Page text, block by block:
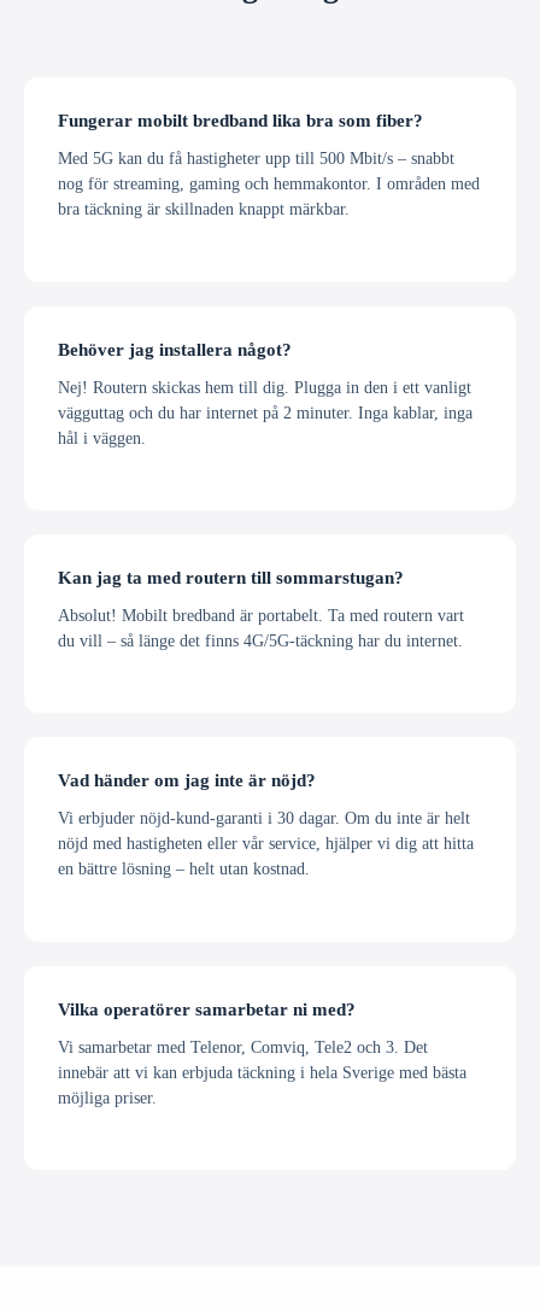
Fungerar mobilt bredband lika bra som fiber?
Med 5G kan du få hastigheter upp till 500 Mbit/s – snabbt
nog för streaming, gaming och hemmakontor. I områden med
bra täckning är skillnaden knappt märkbar.
Behöver jag installera något?
Nej! Routern skickas hem till dig. Plugga in den i ett vanligt
vägguttag och du har internet på 2 minuter. Inga kablar, inga
hål i väggen.
Kan jag ta med routern till sommarstugan?
Absolut! Mobilt bredband är portabelt. Ta med routern vart
du vill – så länge det finns 4G/5G-täckning har du internet.
Vad händer om jag inte är nöjd?
Vi erbjuder nöjd-kund-garanti i 30 dagar. Om du inte är helt
nöjd med hastigheten eller vår service, hjälper vi dig att hitta
en bättre lösning – helt utan kostnad.
Vilka operatörer samarbetar ni med?
Vi samarbetar med Telenor, Comviq, Tele2 och 3. Det
innebär att vi kan erbjuda täckning i hela Sverige med bästa
möjliga priser.